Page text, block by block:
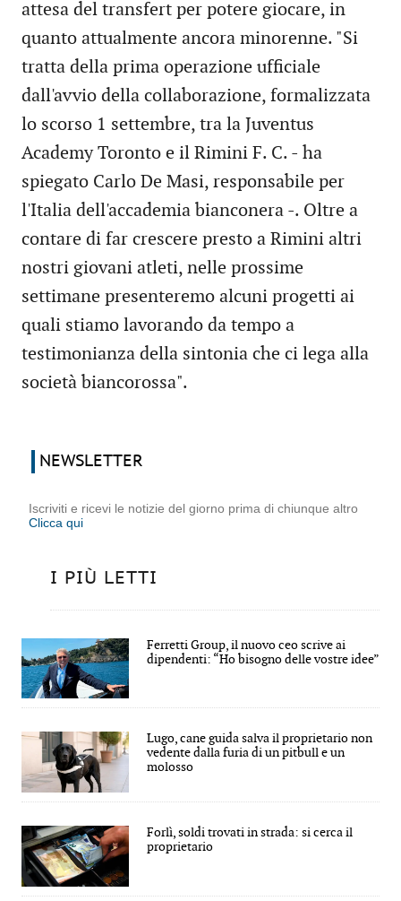
attesa del transfert per potere giocare, in
quanto attualmente ancora minorenne. "Si
tratta della prima operazione ufficiale
dall'avvio della collaborazione, formalizzata
lo scorso 1 settembre, tra la Juventus
Academy Toronto e il Rimini F. C. - ha
spiegato Carlo De Masi, responsabile per
l'Italia dell'accademia bianconera -. Oltre a
contare di far crescere presto a Rimini altri
nostri giovani atleti, nelle prossime
settimane presenteremo alcuni progetti ai
quali stiamo lavorando da tempo a
testimonianza della sintonia che ci lega alla
società biancorossa".
NEWSLETTER
Iscriviti e ricevi le notizie del giorno prima di chiunque altro
Clicca qui
I PIÙ LETTI
Ferretti Group, il nuovo ceo scrive ai
dipendenti: “Ho bisogno delle vostre idee”
Lugo, cane guida salva il proprietario non
vedente dalla furia di un pitbull e un
molosso
Forlì, soldi trovati in strada: si cerca il
proprietario